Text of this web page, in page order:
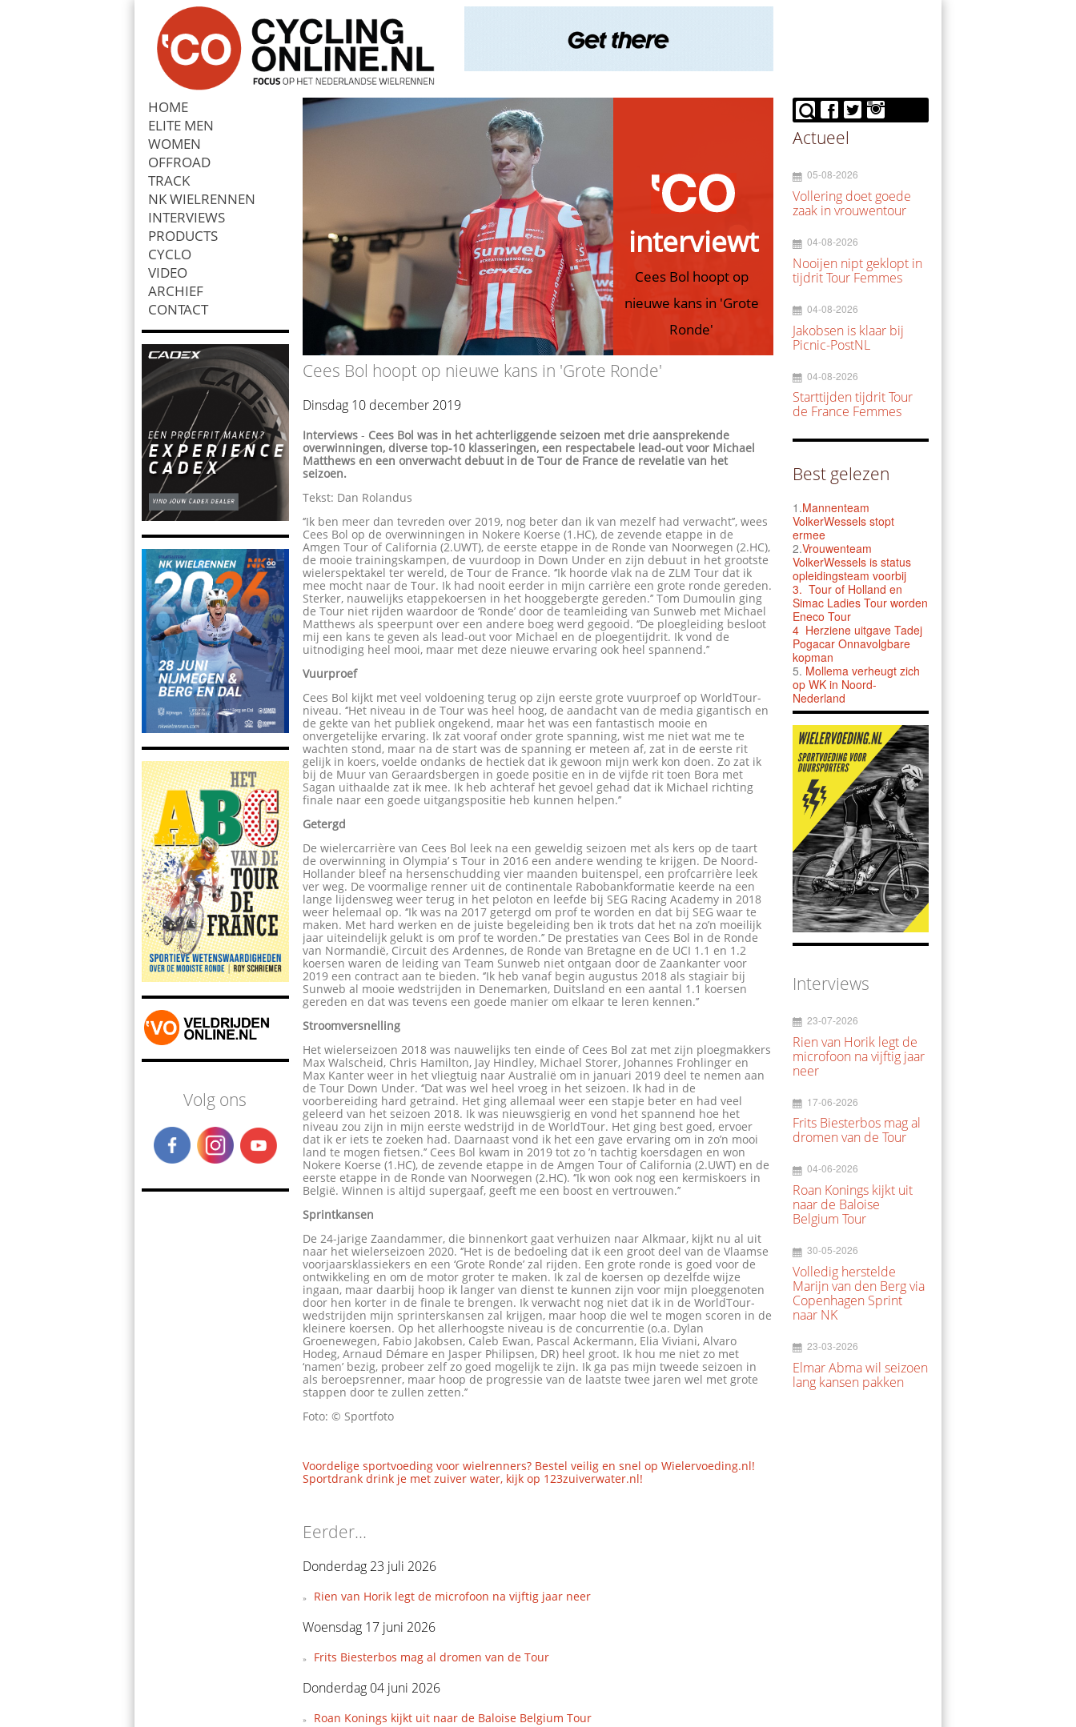
HOME
ELITE MEN
WOMEN
OFFROAD
TRACK
NK WIELRENNEN
INTERVIEWS
PRODUCTS
CYCLO
VIDEO
ARCHIEF
CONTACT
Zoek
Volg ons
interviewt
Cees Bol hoopt op
nieuwe kans in 'Grote
Ronde'
Cees Bol hoopt op nieuwe kans in 'Grote Ronde'
Dinsdag 10 december 2019
Interviews - Cees Bol was in het achterliggende seizoen met drie aansprekende
overwinningen, diverse top-10 klasseringen, een respectabele lead-out voor Michael
Matthews en een onverwacht debuut in de Tour de France de revelatie van het
seizoen.
Tekst: Dan Rolandus
‘’Ik ben meer dan tevreden over 2019, nog beter dan ik van mezelf had verwacht’’, wees
Cees Bol op de overwinningen in Nokere Koerse (1.HC), de zevende etappe in de
Amgen Tour of California (2.UWT), de eerste etappe in de Ronde van Noorwegen (2.HC),
de mooie trainingskampen, de vuurdoop in Down Under en zijn debuut in het grootste
wielerspektakel ter wereld, de Tour de France. ‘’Ik hoorde vlak na de ZLM Tour dat ik
mee mocht naar de Tour. Ik had nooit eerder in mijn carrière een grote ronde gereden.
Sterker, nauwelijks etappekoersen in het hooggebergte gereden.’’ Tom Dumoulin ging
de Tour niet rijden waardoor de ‘Ronde’ door de teamleiding van Sunweb met Michael
Matthews als speerpunt over een andere boeg werd gegooid. ‘’De ploegleiding besloot
mij een kans te geven als lead-out voor Michael en de ploegentijdrit. Ik vond de
uitnodiging heel mooi, maar met deze nieuwe ervaring ook heel spannend.’’
Vuurproef
Cees Bol kijkt met veel voldoening terug op zijn eerste grote vuurproef op WorldTour-
niveau. ‘’Het niveau in de Tour was heel hoog, de aandacht van de media gigantisch en
de gekte van het publiek ongekend, maar het was een fantastisch mooie en
onvergetelijke ervaring. Ik zat vooraf onder grote spanning, wist me niet wat me te
wachten stond, maar na de start was de spanning er meteen af, zat in de eerste rit
gelijk in koers, voelde ondanks de hectiek dat ik gewoon mijn werk kon doen. Zo zat ik
bij de Muur van Geraardsbergen in goede positie en in de vijfde rit toen Bora met
Sagan uithaalde zat ik mee. Ik heb achteraf het gevoel gehad dat ik Michael richting
finale naar een goede uitgangspositie heb kunnen helpen.’’
Getergd
De wielercarrière van Cees Bol leek na een geweldig seizoen met als kers op de taart
de overwinning in Olympia’ s Tour in 2016 een andere wending te krijgen. De Noord-
Hollander bleef na hersenschudding vier maanden buitenspel, een profcarrière leek
ver weg. De voormalige renner uit de continentale Rabobankformatie keerde na een
lange lijdensweg weer terug in het peloton en leefde bij SEG Racing Academy in 2018
weer helemaal op. ‘’Ik was na 2017 getergd om prof te worden en dat bij SEG waar te
maken. Met hard werken en de juiste begeleiding ben ik trots dat het na zo’n moeilijk
jaar uiteindelijk gelukt is om prof te worden.’’ De prestaties van Cees Bol in de Ronde
van Normandië, Circuit des Ardennes, de Ronde van Bretagne en de UCI 1.1 en 1.2
koersen waren de leiding van Team Sunweb niet ontgaan door de Zaankanter voor
2019 een contract aan te bieden. ‘’Ik heb vanaf begin augustus 2018 als stagiair bij
Sunweb al mooie wedstrijden in Denemarken, Duitsland en een aantal 1.1 koersen
gereden en dat was tevens een goede manier om elkaar te leren kennen.’’
Stroomversnelling
Het wielerseizoen 2018 was nauwelijks ten einde of Cees Bol zat met zijn ploegmakkers
Max Walscheid, Chris Hamilton, Jay Hindley, Michael Storer, Johannes Frohlinger en
Max Kanter weer in het vliegtuig naar Australië om in januari 2019 deel te nemen aan
de Tour Down Under. ‘’Dat was wel heel vroeg in het seizoen. Ik had in de
voorbereiding hard getraind. Het ging allemaal weer een stapje beter en had veel
geleerd van het seizoen 2018. Ik was nieuwsgierig en vond het spannend hoe het
niveau zou zijn in mijn eerste wedstrijd in de WorldTour. Het ging best goed, ervoer
dat ik er iets te zoeken had. Daarnaast vond ik het een gave ervaring om in zo’n mooi
land te mogen fietsen.’’ Cees Bol kwam in 2019 tot zo ’n tachtig koersdagen en won
Nokere Koerse (1.HC), de zevende etappe in de Amgen Tour of California (2.UWT) en de
eerste etappe in de Ronde van Noorwegen (2.HC). ‘’Ik won ook nog een kermiskoers in
België. Winnen is altijd supergaaf, geeft me een boost en vertrouwen.’’
Sprintkansen
De 24-jarige Zaandammer, die binnenkort gaat verhuizen naar Alkmaar, kijkt nu al uit
naar het wielerseizoen 2020. ‘’Het is de bedoeling dat ik een groot deel van de Vlaamse
voorjaarsklassiekers en een ‘Grote Ronde’ zal rijden. Een grote ronde is goed voor de
ontwikkeling en om de motor groter te maken. Ik zal de koersen op dezelfde wijze
ingaan, maar daarbij hoop ik langer van dienst te kunnen zijn voor mijn ploeggenoten
door hen korter in de finale te brengen. Ik verwacht nog niet dat ik in de WorldTour-
wedstrijden mijn sprinterskansen zal krijgen, maar hoop die wel te mogen scoren in de
kleinere koersen. Op het allerhoogste niveau is de concurrentie (o.a. Dylan
Groenewegen, Fabio Jakobsen, Caleb Ewan, Pascal Ackermann, Elia Viviani, Alvaro
Hodeg, Arnaud Démare en Jasper Philipsen, DR) heel groot. Ik hou me niet zo met
‘namen’ bezig, probeer zelf zo goed mogelijk te zijn. Ik ga pas mijn tweede seizoen in
als beroepsrenner, maar hoop de progressie van de laatste twee jaren wel met grote
stappen door te zullen zetten.’’
Foto: © Sportfoto
Voordelige sportvoeding voor wielrenners? Bestel veilig en snel op Wielervoeding.nl!
Sportdrank drink je met zuiver water, kijk op 123zuiverwater.nl!
Eerder...
Donderdag 23 juli 2026
Rien van Horik legt de microfoon na vijftig jaar neer
Woensdag 17 juni 2026
Frits Biesterbos mag al dromen van de Tour
Donderdag 04 juni 2026
Roan Konings kijkt uit naar de Baloise Belgium Tour
Actueel
05-08-2026
Vollering doet goede
zaak in vrouwentour
04-08-2026
Nooijen nipt geklopt in
tijdrit Tour Femmes
04-08-2026
Jakobsen is klaar bij
Picnic-PostNL
04-08-2026
Starttijden tijdrit Tour
de France Femmes
Best gelezen
1.Mannenteam
VolkerWessels stopt
ermee
2.Vrouwenteam
VolkerWessels is status
opleidingsteam voorbij
3. Tour of Holland en
Simac Ladies Tour worden
Eneco Tour
4 Herziene uitgave Tadej
Pogacar Onnavolgbare
kopman
5. Mollema verheugt zich
op WK in Noord-
Nederland
Interviews
23-07-2026
Rien van Horik legt de
microfoon na vijftig jaar
neer
17-06-2026
Frits Biesterbos mag al
dromen van de Tour
04-06-2026
Roan Konings kijkt uit
naar de Baloise
Belgium Tour
30-05-2026
Volledig herstelde
Marijn van den Berg via
Copenhagen Sprint
naar NK
23-03-2026
Elmar Abma wil seizoen
lang kansen pakken